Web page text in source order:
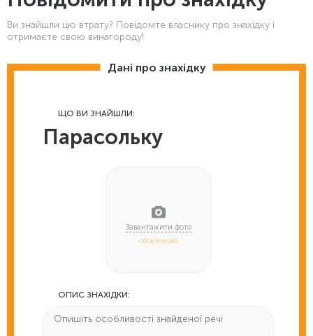
Ви знайшли цю втрату? Повідомте власнику про знахідку і
отримаєте свою винагороду!
Дані про знахідку
ЩО ВИ ЗНАЙШЛИ:
Парасольку
обов'язково
ОПИС ЗНАХІДКИ: